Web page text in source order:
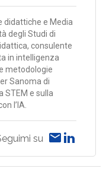
didattiche e Media
degli Studi di
consulente
in intelligenza
metodologie
Sanoma di
STEM e sulla
l’IA.
su